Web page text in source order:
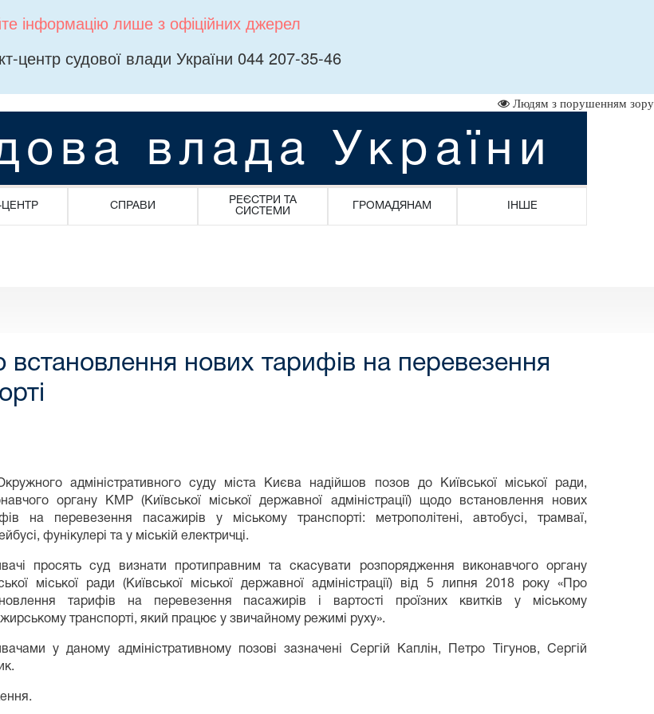
інформацію лише з офіційних джерел
центр судової влади України 044 207-35-46
Людям з порушенням зору
влада України
ЦЕНТР СПРАВИ
РЕЄСТРИ ТА
СИСТЕМИ
ГРОМАДЯНАМ ІНШЕ
нових тарифів на перевезення
адміністративного суду міста Києва надійшов позов до Київської міської ради,
органу КМР (Київської міської державної адміністрації) щодо встановлення нових
на перевезення пасажирів у міському транспорті: метрополітені, автобусі, трамваї,
фунікулері та у міській електричці.
просять суд визнати протиправним та скасувати розпорядження виконавчого органу
міської ради (Київської міської державної адміністрації) від 5 липня 2018 року «Про
тарифів на перевезення пасажирів і вартості проїзних квитків у міському
транспорті, який працює у звичайному режимі руху».
у даному адміністративному позові зазначені Сергій Каплін, Петро Тігунов, Сергій